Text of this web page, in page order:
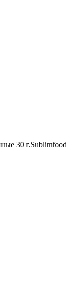
30 г.Sublimfood